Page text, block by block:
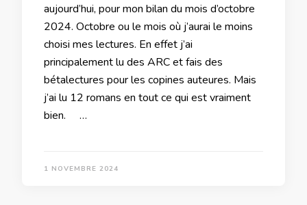
aujourd’hui, pour mon bilan du mois d’octobre
2024. Octobre ou le mois où j’aurai le moins
choisi mes lectures. En effet j’ai
principalement lu des ARC et fais des
bétalectures pour les copines auteures. Mais
j’ai lu 12 romans en tout ce qui est vraiment
bien. …
1 NOVEMBRE 2024